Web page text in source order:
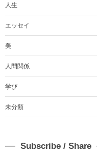
人生
エッセイ
美
人間関係
学び
未分類
Subscribe / Share